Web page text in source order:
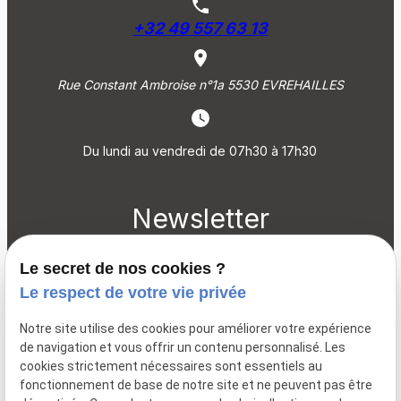
phone
+32 49 557 63 13
place
Rue Constant Ambroise n°1a 5530 EVREHAILLES
Du lundi au vendredi de 07h30 à 17h30
Newsletter
vous à notre newsletter
Le secret de nos cookies ?
Le respect de votre vie privée
Notre site utilise des cookies pour améliorer votre expérience
de navigation et vous offrir un contenu personnalisé. Les
cookies strictement nécessaires sont essentiels au
fonctionnement de base de notre site et ne peuvent pas être